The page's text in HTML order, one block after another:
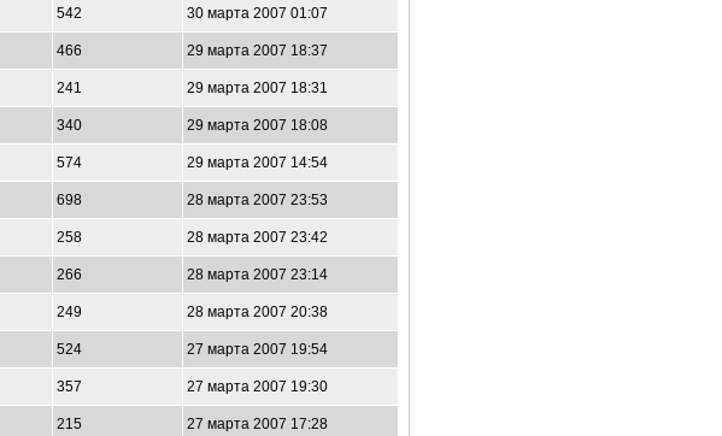
542 30 марта 2007 01:07
466 29 марта 2007 18:37
241 29 марта 2007 18:31
340 29 марта 2007 18:08
574 29 марта 2007 14:54
698 28 марта 2007 23:53
258 28 марта 2007 23:42
266 28 марта 2007 23:14
249 28 марта 2007 20:38
524 27 марта 2007 19:54
357 27 марта 2007 19:30
215 27 марта 2007 17:28